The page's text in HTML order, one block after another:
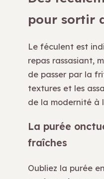
pour sortir
Le féculent est
repas rassasiant,
de passer par la
textures et les
de la modernité à
La purée
fraîches
Oubliez la purée